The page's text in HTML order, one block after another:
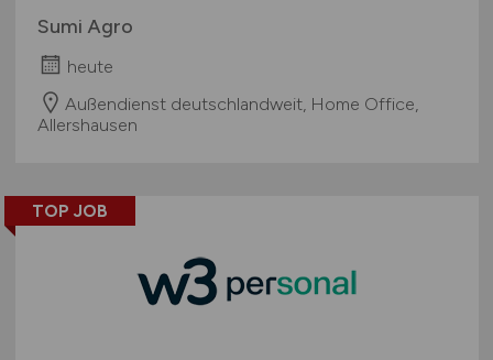
Sumi Agro
heute
Außendienst deutschlandweit, Home Office,
Allershausen
TOP JOB